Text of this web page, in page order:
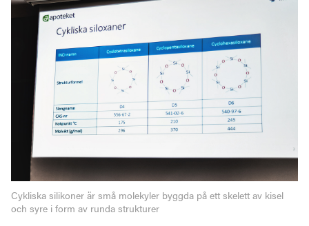
Cykliska silikoner är små molekyler byggda på ett skelett av kisel
och syre i form av runda strukturer